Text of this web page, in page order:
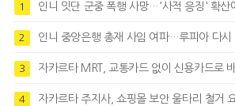
1 인니 잇단 군중 폭행 사망…'사적 응징' 확산
2 인니 중앙은행 총재 사임 여파…루피아 다시
3 자카르타 MRT, 교통카드 없이 신용카드로
4 자카르타 주지사, 쇼핑몰 보안 울타리 철거